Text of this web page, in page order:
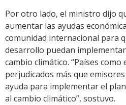
Por otro lado, el ministro dijo
aumentar las ayudas
comunidad internacional para
desarrollo puedan
cambio climático. “Países
perjudicados más que
ayuda para implementar el
al cambio climático”, sostuvo.